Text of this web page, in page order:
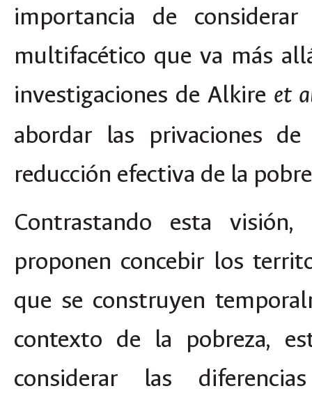
importancia de
multifacético que va más
investigaciones de Alkire et
abordar las privaciones
reducción efectiva de la
Contrastando esta
proponen concebir los
que se construyen
contexto de la pobreza,
considerar las